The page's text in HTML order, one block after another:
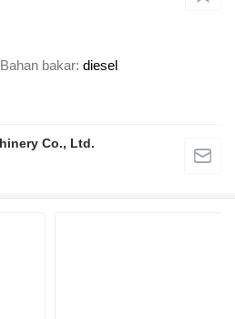
Bahan bakar diesel
Co., Ltd.